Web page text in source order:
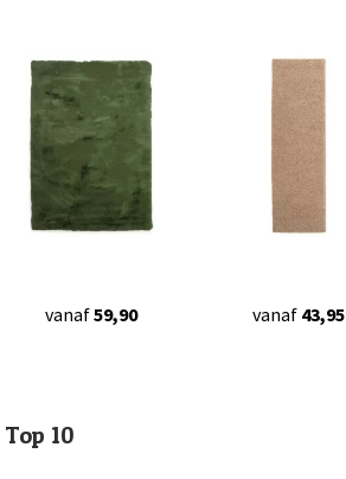
vanaf59,90 vanaf 43,95
Top 10